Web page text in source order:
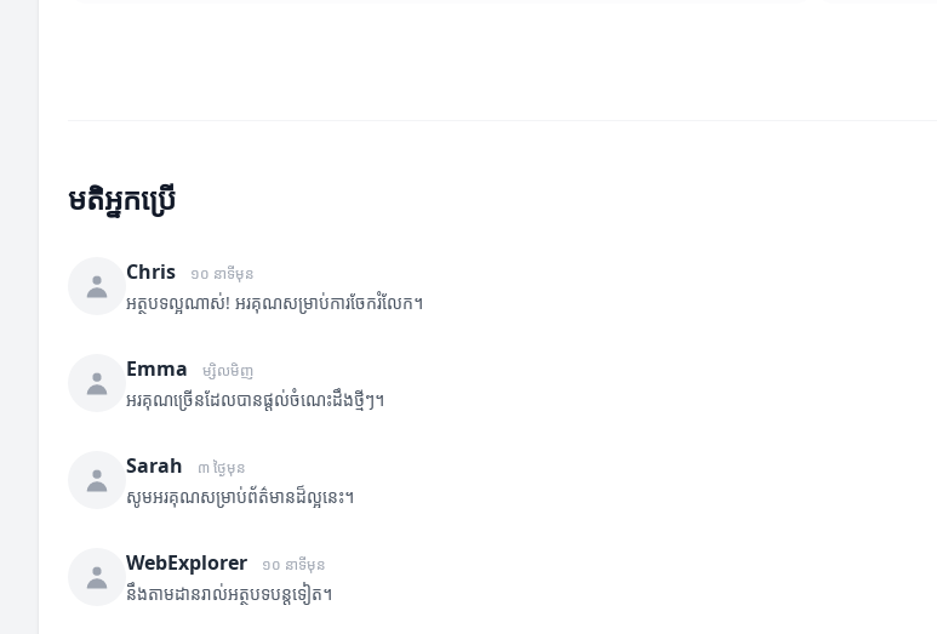
មតិអ្នកប្រើ
Chris ១០ នាទីមុន
អត្ថបទល្អណាស់! អរគុណសម្រាប់ការចែករំលែក។
Emma ម្សិលមិញ
អរគុណច្រើនដែលបានផ្តល់ចំណេះដឹងថ្មីៗ។
Sarah ៣ ថ្ងៃមុន
សូមអរគុណសម្រាប់ព័ត៌មានដ៏ល្អនេះ។
WebExplorer ១០ នាទីមុន
នឹងតាមដានរាល់អត្ថបទបន្តទៀត។